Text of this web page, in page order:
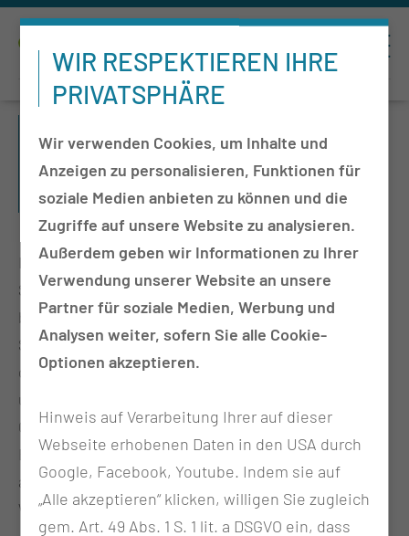
TI­ON & FOR­SCHUNGS­FÖR­DE­
RUNG
In enger Kooperation mit der interdisziplinären
Studienzentrale der MUL-CT entwickeln und
begleiten wir gemeinsam Forschungsprojekte und
Studien in/mit unseren Kliniken, Instituten und
dem Kompetenzzentrum Pflege der MUL-CT. Dies
umfasst u.a. die Akquise, das Management und das
Controlling von Drittmittelprojekten, die
Bereitstellung von Tools und Technologien sowie
allgemeine Beratungen für die Förderung von
Wissenschaft und Forschung an der MUL-CT.
WIR RESPEKTIEREN IHRE
PRIVATSPHÄRE
Wir verwenden Cookies, um Inhalte und
Anzeigen zu personalisieren, Funktionen für
soziale Medien anbieten zu können und die
Zugriffe auf unsere Website zu analysieren.
Außerdem geben wir Informationen zu Ihrer
Verwendung unserer Website an unsere
Partner für soziale Medien, Werbung und
Analysen weiter, sofern Sie alle Cookie-
Optionen akzeptieren.
Hinweis auf Verarbeitung Ihrer auf dieser
Webseite erhobenen Daten in den USA durch
Google, Facebook, Youtube. Indem sie auf
„Alle akzeptieren“ klicken, willigen Sie zugleich
gem. Art. 49 Abs. 1 S. 1 lit. a DSGVO ein, dass